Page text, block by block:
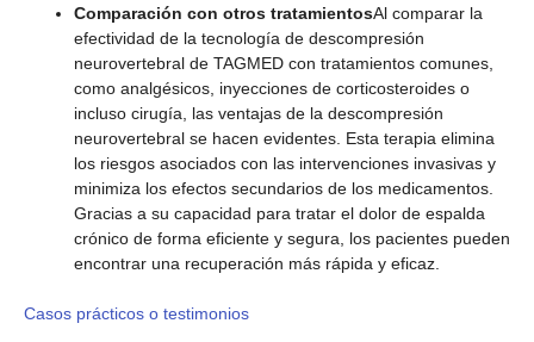
Comparación con otros tratamientosAl comparar la
efectividad de la tecnología de descompresión
neurovertebral de TAGMED con tratamientos comunes,
como analgésicos, inyecciones de corticosteroides o
incluso cirugía, las ventajas de la descompresión
neurovertebral se hacen evidentes. Esta terapia elimina
los riesgos asociados con las intervenciones invasivas y
minimiza los efectos secundarios de los medicamentos.
Gracias a su capacidad para tratar el dolor de espalda
crónico de forma eficiente y segura, los pacientes pueden
encontrar una recuperación más rápida y eficaz.
Casos prácticos o testimonios